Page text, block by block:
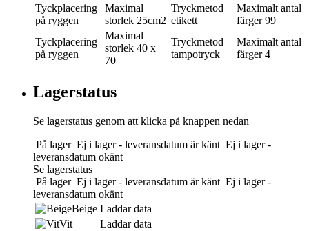
Tyckplacering
på ryggen
Maximal
storlek 25cm2
Tryckmetod
etikett
Maximalt antal
färger 99
Tyckplacering
på ryggen
Maximal
storlek 40 x
70
Tryckmetod
tampotryck
Maximalt antal
färger 4
Lagerstatus
Se lagerstatus genom att klicka på knappen nedan
På lager Ej i lager - leveransdatum är känt Ej i lager -
leveransdatum okänt
Se lagerstatus
På lager Ej i lager - leveransdatum är känt Ej i lager -
leveransdatum okänt
Beige Laddar data
Vit
Laddar data